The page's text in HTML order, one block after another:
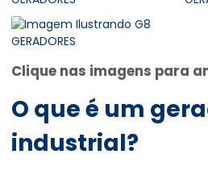
Clique nas imagens para
O que é um
industrial?